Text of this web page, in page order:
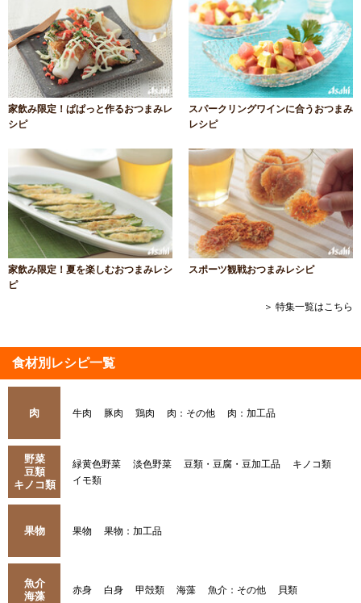
家飲み限定！ぱぱっと作るおつまみレ
シピ
スパークリングワインに合うおつまみ
レシピ
家飲み限定！夏を楽しむおつまみレシ
ピ
スポーツ観戦おつまみレシピ
＞ 特集一覧はこちら
食材別レシピ一覧
肉 牛肉 豚肉 鶏肉 肉：その他 肉：加工品
野菜
豆類
キノコ類
緑黄色野菜 淡色野菜 豆類・豆腐・豆加工品
キノコ類
イモ類
果物 果物 果物：加工品
魚介
海藻
赤身 白身 甲殻類 海藻 魚介：その他 貝類